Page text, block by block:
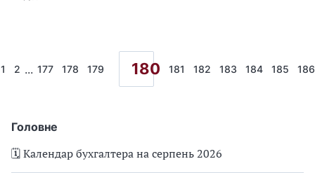
Головне
🗓️ Календар бухгалтера на серпень 2026
1 2 ... 177 178 179 180 181 182 183 184 185 186